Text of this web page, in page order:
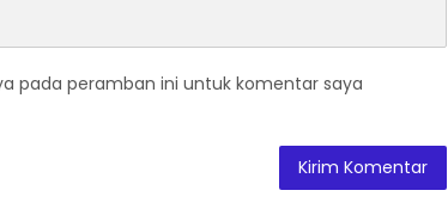
pada peramban ini untuk komentar saya